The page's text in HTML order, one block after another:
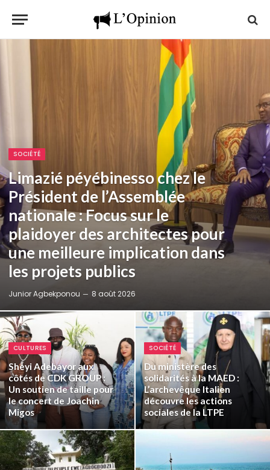
SOCIÉTÉ
Limazié péyébinesso chez le
Président de l’Assemblée
nationale : Focus sur le
plaidoyer des architectes pour
une meilleure implication dans
les projets publics
Junior Agbekponou 8 août 2026
CULTURES
Sheyi Adebayor aux
côtés de CDK GROUP :
Un soutien de taille pour
le concert de Joachin
Migos
SOCIÉTÉ
Du ministère des
solidarités à la MAED :
L’archevêque Italien
découvre les actions
sociales de la LTPE